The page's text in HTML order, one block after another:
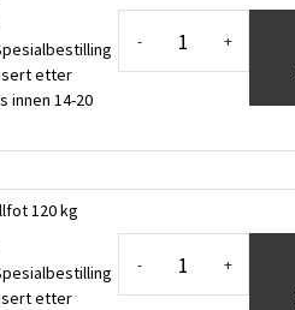
etter
innen 14-20
- +
120 kg
etter
- +